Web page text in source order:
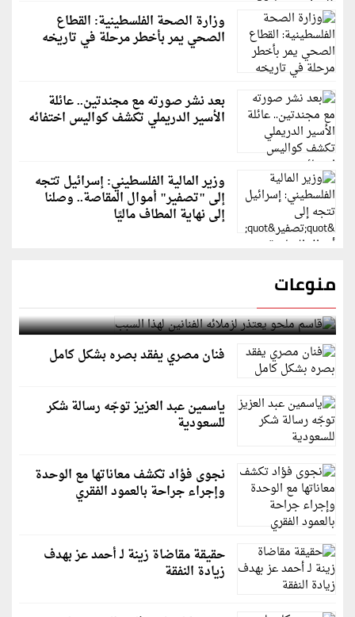
وزارة الصحة الفلسطينية: القطاع
الصحي يمر بأخطر مرحلة في تاريخه
بعد نشر صورته مع مجندتين.. عائلة
الأسير الدريملي تكشف كواليس اختفائه
وزير المالية الفلسطيني: إسرائيل تتجه
إلى "تصفير" أموال المقاصة.. وصلنا
إلى نهاية المطاف ماليًا
منوعات
قاسم ملحو يعتذر لزملائه الفنانين لهذا السبب
فنان مصري يفقد بصره بشكل كامل
ياسمين عبد العزيز توجّه رسالة شكر
للسعودية
نجوى فؤاد تكشف معاناتها مع الوحدة
وإجراء جراحة بالعمود الفقري
حقيقة مقاضاة زينة لـ أحمد عز بهدف
زيادة النفقة